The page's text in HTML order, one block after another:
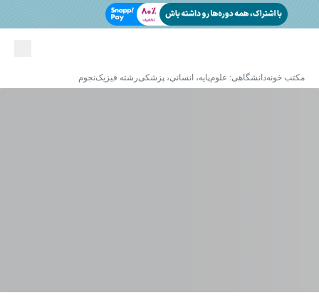
مکتب خونهدانشگاهی: علوم‌پایه، انسانی، پزشکیرشته فیزیکنجوم